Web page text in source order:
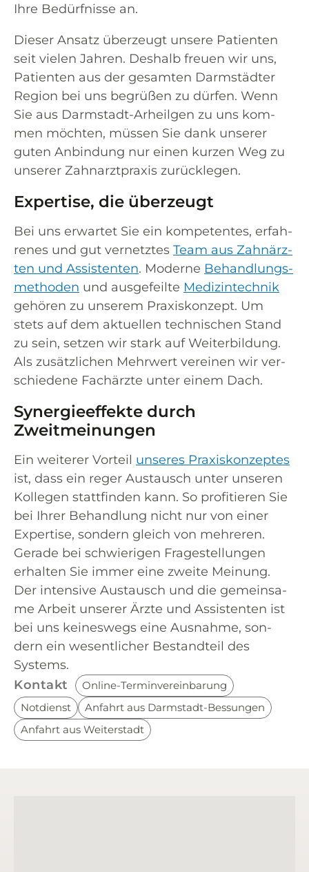
Ihre Bedürf­nis­se an.
Die­ser Ansatz über­zeugt unse­re Pati­en­ten
seit vie­len Jah­ren. Des­halb freu­en wir uns,
Pati­en­ten aus der gesam­ten Darm­städ­ter
Regi­on bei uns begrü­ßen zu dür­fen. Wenn
Sie aus Darm­stadt-Arheil­gen zu uns kom­
men möch­ten, müs­sen Sie dank unse­rer
guten Anbin­dung nur einen kur­zen Weg zu
unse­rer Zahn­arzt­pra­xis zurücklegen.
Expertise, die überzeugt
Bei uns erwar­tet Sie ein kom­pe­ten­tes, erfah­
re­nes und gut ver­netz­tes Team aus Zahn­ärz­
ten und Assis­ten­ten. Moder­ne Behand­lungs­
me­tho­den und aus­ge­feil­te Medi­zin­tech­nik
gehö­ren zu unse­rem Pra­xis­kon­zept. Um
stets auf dem aktu­el­len tech­ni­schen Stand
zu sein, set­zen wir stark auf Wei­ter­bil­dung.
Als zusätz­li­chen Mehr­wert ver­ei­nen wir ver­
schie­de­ne Fach­ärz­te unter einem Dach.
Synergieeffekte durch
Zweitmeinungen
Ein wei­te­rer Vor­teil unse­res Pra­xis­kon­zep­tes
ist, dass ein reger Aus­tausch unter unse­ren
Kol­le­gen statt­fin­den kann. So pro­fi­tie­ren Sie
bei Ihrer Behand­lung nicht nur von einer
Exper­ti­se, son­dern gleich von meh­re­ren.
Gera­de bei schwie­ri­gen Fra­ge­stel­lun­gen
erhal­ten Sie immer eine zwei­te Mei­nung.
Der inten­si­ve Aus­tausch und die gemein­sa­
me Arbeit unse­rer Ärz­te und Assis­ten­ten ist
bei uns kei­nes­wegs eine Aus­nah­me, son­
dern ein wesent­li­cher Bestand­teil des
Systems.
Kon­takt
Online-Ter­min­ver­ein­ba­rung
Not­dienst
Anfahrt aus Darmstadt-Bessungen
Anfahrt aus Weiterstadt